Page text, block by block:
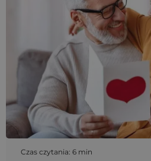
Czas czytania: 6 min